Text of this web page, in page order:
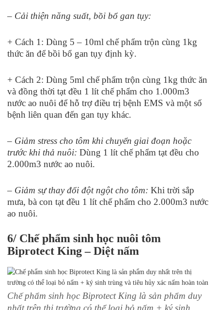
– Cải thiện năng suất, bồi bổ gan tụy:
+ Cách 1: Dùng 5 – 10ml chế phẩm trộn cùng 1kg
thức ăn để bồi bổ gan tụy định kỳ.
+ Cách 2: Dùng 5ml chế phẩm trộn cùng 1kg thức ăn
và đồng thời tạt đều 1 lít chế phẩm cho 1.000m3
nước ao nuôi để hỗ trợ điều trị bệnh EMS và một số
bệnh liên quan đến gan tụy khác.
– Giảm stress cho tôm khi chuyển giai đoạn hoặc
trước khi thả nuôi: Dùng 1 lít chế phẩm tạt đều cho
2.000m3 nước ao nuôi.
– Giảm sự thay đổi đột ngột cho tôm: Khi trời sắp
mưa, bà con tạt đều 1 lít chế phẩm cho 2.000m3 nước
ao nuôi.
6/ Chế phẩm sinh học nuôi tôm
Biprotect King – Diệt nấm
Chế phẩm sinh học Biprotect King là sản phẩm duy
nhất trên thị trường có thể loại bỏ nấm + ký sinh